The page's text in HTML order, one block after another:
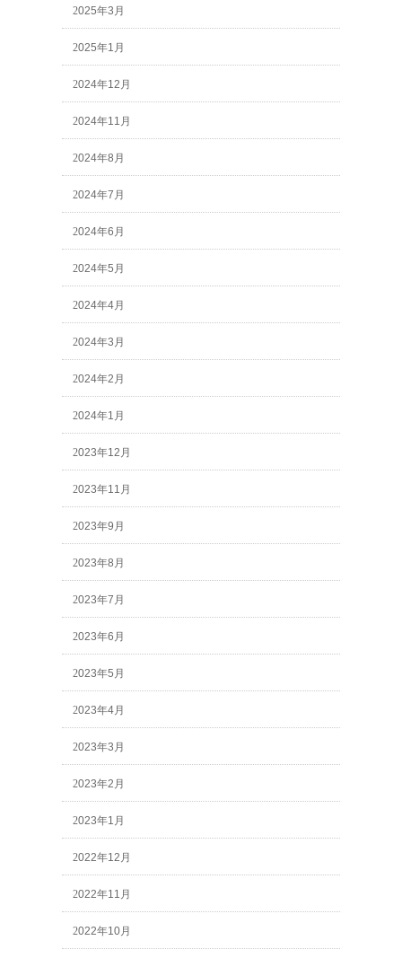
2025年3月
2025年1月
2024年12月
2024年11月
2024年8月
2024年7月
2024年6月
2024年5月
2024年4月
2024年3月
2024年2月
2024年1月
2023年12月
2023年11月
2023年9月
2023年8月
2023年7月
2023年6月
2023年5月
2023年4月
2023年3月
2023年2月
2023年1月
2022年12月
2022年11月
2022年10月